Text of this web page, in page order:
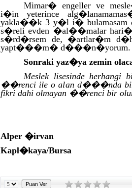
Mimar� engeller ve
i�in yeterince
yakla��k 3 y�l i� bulamasam
s�reli evden �al��malar
s�rd�rsem de, �artlar�m
yapt���m� d���n�yorum.
Sonraki yaz�ya zemin
Meslek lisesinde
��renci ile o alan d���nda bir
fikri dahi olmayan ��renci bir
Alper �irvan
Kapl�kaya/Bursa